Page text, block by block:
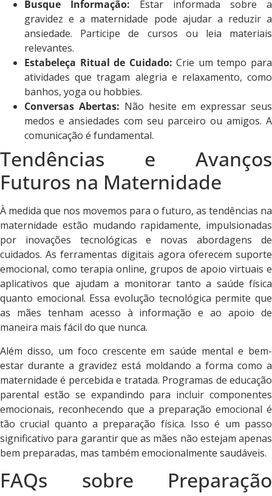
Busque Informação: Estar informada sobre a
gravidez e a maternidade pode ajudar a reduzir a
ansiedade. Participe de cursos ou leia materiais
relevantes.
Estabeleça Ritual de Cuidado: Crie um tempo para
atividades que tragam alegria e relaxamento, como
banhos, yoga ou hobbies.
Conversas Abertas: Não hesite em expressar seus
medos e ansiedades com seu parceiro ou amigos. A
comunicação é fundamental.
Tendências e Avanços
Futuros na Maternidade
À medida que nos movemos para o futuro, as tendências na
maternidade estão mudando rapidamente, impulsionadas
por inovações tecnológicas e novas abordagens de
cuidados. As ferramentas digitais agora oferecem suporte
emocional, como terapia online, grupos de apoio virtuais e
aplicativos que ajudam a monitorar tanto a saúde física
quanto emocional. Essa evolução tecnológica permite que
as mães tenham acesso à informação e ao apoio de
maneira mais fácil do que nunca.
Além disso, um foco crescente em saúde mental e bem-
estar durante a gravidez está moldando a forma como a
maternidade é percebida e tratada. Programas de educação
parental estão se expandindo para incluir componentes
emocionais, reconhecendo que a preparação emocional é
tão crucial quanto a preparação física. Isso é um passo
significativo para garantir que as mães não estejam apenas
bem preparadas, mas também emocionalmente saudáveis.
FAQs sobre Preparação